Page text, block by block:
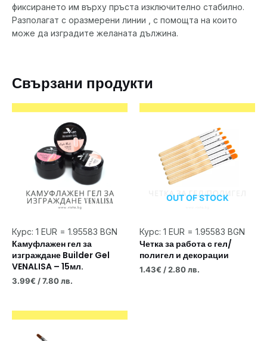
фиксирането им върху пръста изключително стабилно.
Разполагат с оразмерени линии , с помощта на които
може да изградите желаната дължина.
Свързани продукти
Курс: 1 EUR = 1.95583 BGN
Камуфлажен гел за
изграждане Builder Gel
VENALISA – 15мл.
3.99€ / 7.80 лв.
OUT OF STOCK
Курс: 1 EUR = 1.95583 BGN
Четка за работа с гел/
полигел и декорации
1.43€ / 2.80 лв.